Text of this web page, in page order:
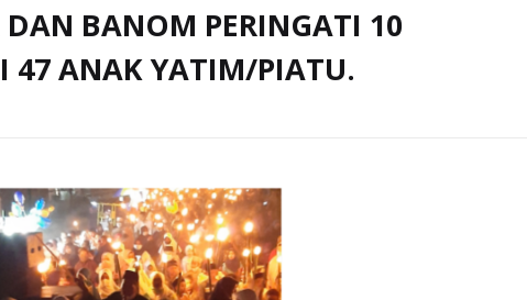
BANOM PERINGATI 10
47 ANAK YATIM/PIATU.